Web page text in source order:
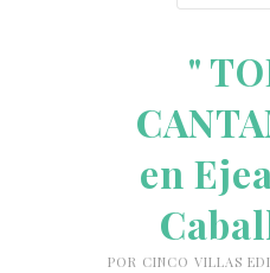
"
en
POR CINCO VILLAS